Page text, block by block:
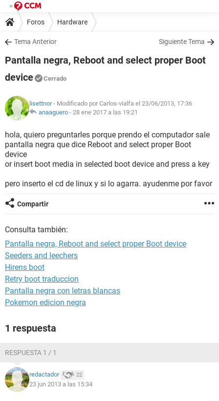
Foros Hardware
Tema Anterior Siguiente Tema
Pantalla negra, Reboot and select proper Boot
device
Cerrado
lisettnor- Modificado por Carlos-vialfa el 23/06/2013, 17:36
anaaguero - 28 ene 2017 a las 19:21
hola, quiero preguntarles porque prendo el computador sale
pantalla negra que dice Reboot and select proper Boot
device
or insert boot media in selected boot device and press a key
pero inserto el cd de linux y si lo agarra. ayudenme por favor
Compartir
Consulta también:
Pantalla negra, Reboot and select proper Boot device
Seeders and leechers
Hirens boot
Retry boot traduccion
Pantalla negra con letras blancas
Pokemon edicion negra
1 respuesta
RESPUESTA 1 / 1
redactador 22
23 jun 2013 a las 15:34